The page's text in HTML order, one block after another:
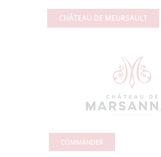
Panneau de gestion des cookies
CHÂTEAU DE MEURSAULT
COMMANDER